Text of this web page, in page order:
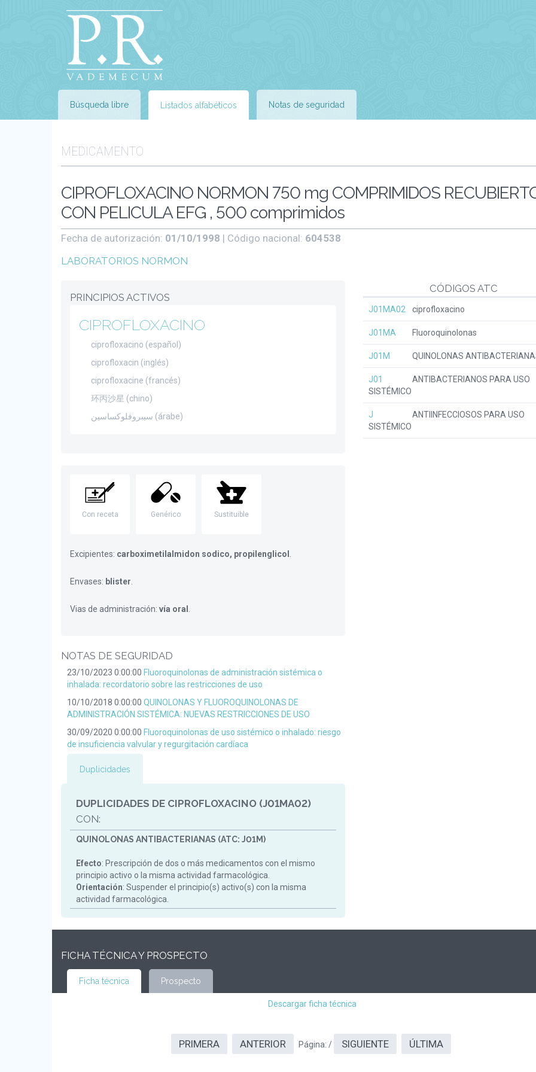
Búsqueda libre Listados alfabéticos Notas de seguridad
MEDICAMENTO
CIPROFLOXACINO NORMON 750 mg COMPRIMIDOS
CON PELICULA EFG , 500 comprimidos
Fecha de autorización: 01/10/1998 | Código nacional: 604538
LABORATORIOS NORMON
CÓDIGOS ATC
J01MA02 ciprofloxacino
J01MA Fluoroquinolonas
J01M QUINOLONAS
J01
ANTIBACTERIANOS PARA USO
SISTÉMICO
J
ANTIINFECCIOSOS PARA USO
SISTÉMICO
PRINCIPIOS ACTIVOS
CIPROFLOXACINO
ciprofloxacino (español)
ciprofloxacin (inglés)
ciprofloxacine (francés)
环丙沙星 (chino)
سيبروفلوكساسين (árabe)
Con receta Genérico Sustituible
Excipientes: carboximetilalmidon sodico, propilenglicol
Envases: blister
Vias de administración: vía oral
NOTAS DE SEGURIDAD
23/10/2023 0:00:00 Fluoroquinolonas de administración sistémica o
inhalada: recordatorio sobre las restricciones de uso
10/10/2018 0:00:00 QUINOLONAS Y FLUOROQUINOLONAS DE
ADMINISTRACIÓN SISTÉMICA: NUEVAS RESTRICCIONES DE USO
30/09/2020 0:00:00 Fluoroquinolonas de uso sistémico o inhalado: riesgo
de insuficiencia valvular y regurgitación cardíaca
Duplicidades
DUPLICIDADES DE CIPROFLOXACINO (J01MA02)
CON:
QUINOLONAS ANTIBACTERIANAS (ATC: J01M)
Efecto: Prescripción de dos o más medicamentos con el mismo
principio activo o la misma actividad farmacológica.
Orientación: Suspender el principio(s) activo(s) con la misma
actividad farmacológica.
FICHA TÉCNICA Y PROSPECTO
Ficha técnica Prospecto
Descargar ficha técnica
PRIMERA ANTERIOR Página: / SIGUIENTE ÚLTIMA